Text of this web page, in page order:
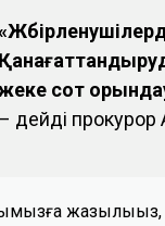
сот
– дейді